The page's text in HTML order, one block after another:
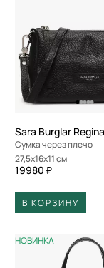
Sara Burglar
Сумка через плечо
27,5x16x11 см
19980 ₽
В КОРЗИНУ
НОВИНКА